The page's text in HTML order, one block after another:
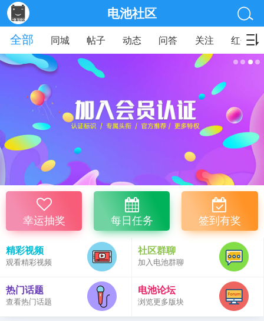
电池社区
全部
同城 帖子 动态 问答 关注 红包
幸运抽奖 每日任务 签到有奖
精彩视频
观看精彩视频
社区群聊
加入电池群聊
热门话题
查看热门话题
电池论坛
浏览更多版块